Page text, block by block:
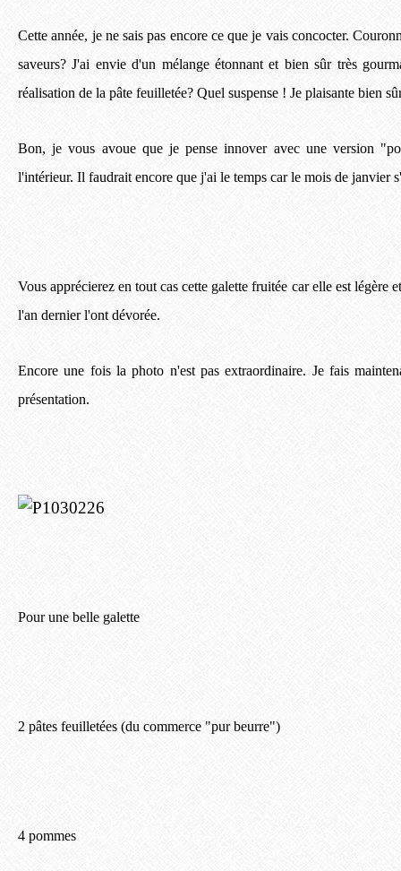
Cette année, je ne sais pas encore ce que je vais concocter.
saveurs? J'ai envie d'un mélange étonnant et bien sûr très
réalisation de la pâte feuilletée? Quel suspense ! Je plaisante bien
Bon, je vous avoue que je pense innover avec une version
l'intérieur. Il faudrait encore que j'ai le temps car le mois de janvier
Vous apprécierez en tout cas cette galette fruitée car elle est légère
l'an dernier l'ont dévorée.
Encore une fois la photo n'est pas extraordinaire. Je fais
présentation.
Pour une belle galette
2 pâtes feuilletées (du commerce "pur beurre")
4 pommes